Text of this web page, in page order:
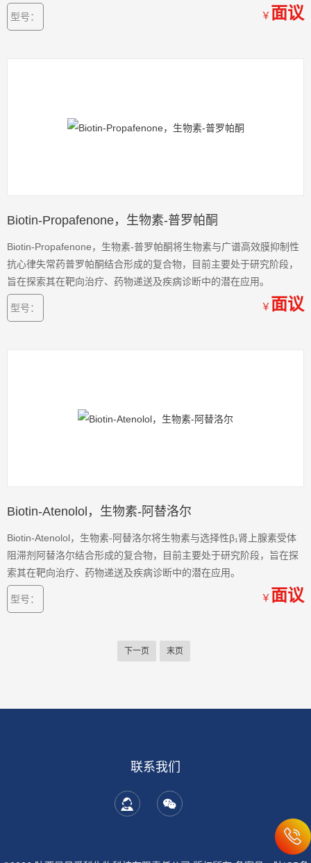
型号： ￥ 面议
Biotin-Propafenone，生物素-普罗帕酮
Biotin-Propafenone，生物素-普罗帕酮将生物素与广谱高效膜抑制性
抗心律失常药普罗帕酮结合形成的复合物，目前主要处于研究阶段，
旨在探索其在靶向治疗、药物递送及疾病诊断中的潜在应用。
型号： ￥ 面议
Biotin-Atenolol，生物素-阿替洛尔
Biotin-Atenolol，生物素-阿替洛尔将生物素与选择性β₁肾上腺素受体
阻滞剂阿替洛尔结合形成的复合物，目前主要处于研究阶段，旨在探
索其在靶向治疗、药物递送及疾病诊断中的潜在应用。
型号： ￥ 面议
下一页 末页
联系我们